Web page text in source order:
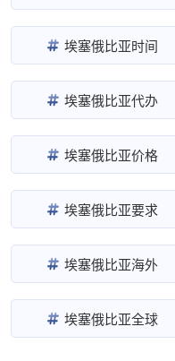
埃塞俄比亚时间
埃塞俄比亚代办
埃塞俄比亚价格
埃塞俄比亚要求
埃塞俄比亚海外
埃塞俄比亚全球